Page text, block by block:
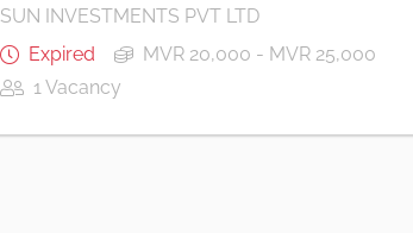
SUN INVESTMENTS PVT LTD
Expired
MVR 20,000 - MVR 25,000
1 Vacancy